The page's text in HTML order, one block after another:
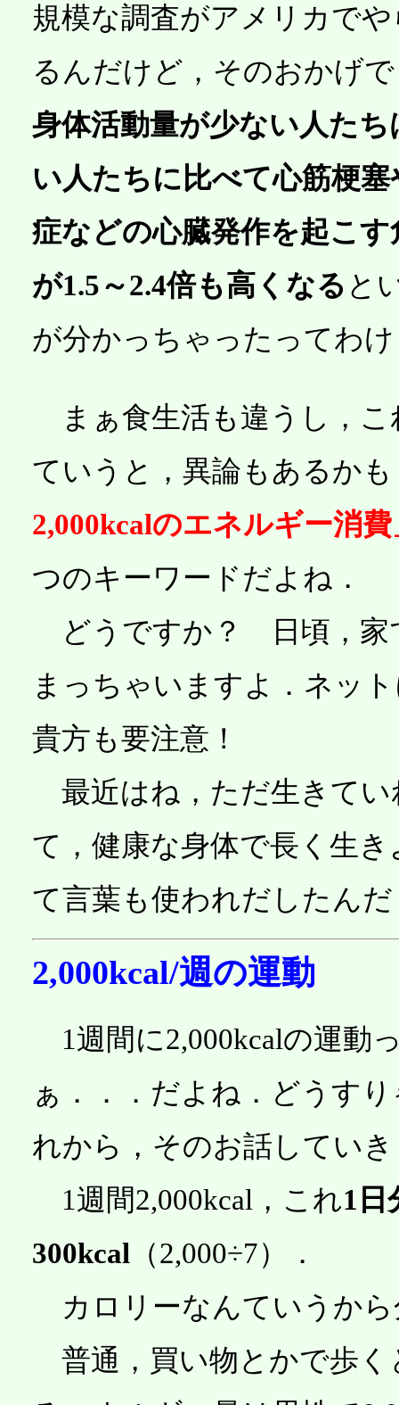
規模な調査がアメリカで
るんだけど，そのおかげで
身体活動量が少ない人たち
い人たちに比べて心筋梗塞
症などの心臓発作を起こす
が1.5～2.4倍も高くなる と
が分かっちゃったってわ
まぁ食生活も違うし，こ
ていうと，異論もあるか
2,000kcalのエネルギー消費
つのキーワードだよね．
どうですか？ 日頃，家
まっちゃいますよ．ネッ
貴方も要注意！
最近はね，ただ生きて
て，健康な身体で長く生
て言葉も使われだしたん
2,000kcal/週の運動
1週間に2,000kcalの運動
ぁ．．．だよね．どうす
れから，そのお話してい
1週間2,000kcal，これ1日
300kcal（2,000÷7）．
カロリーなんていうから
普通，買い物とかで歩く